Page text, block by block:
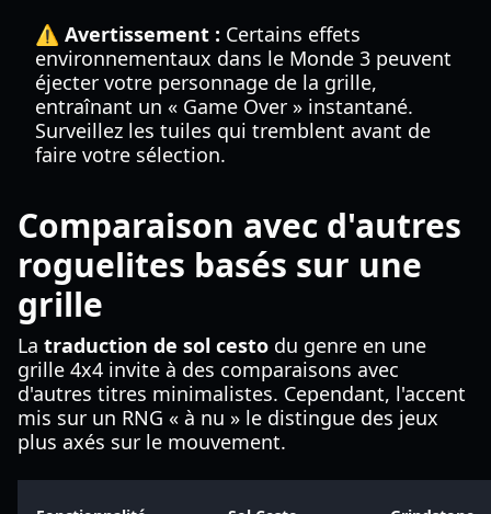
⚠️ Avertissement : Certains effets
environnementaux dans le Monde 3 peuvent
éjecter votre personnage de la grille,
entraînant un « Game Over » instantané.
Surveillez les tuiles qui tremblent avant de
faire votre sélection.
Comparaison avec d'autres
roguelites basés sur une
grille
La traduction de sol cesto du genre en une
grille 4x4 invite à des comparaisons avec
d'autres titres minimalistes. Cependant, l'accent
mis sur un RNG « à nu » le distingue des jeux
plus axés sur le mouvement.